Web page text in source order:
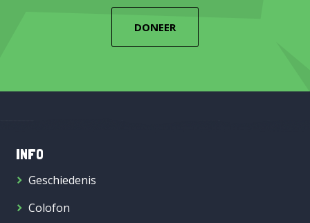
DONEER
INFO
Geschiedenis
Colofon